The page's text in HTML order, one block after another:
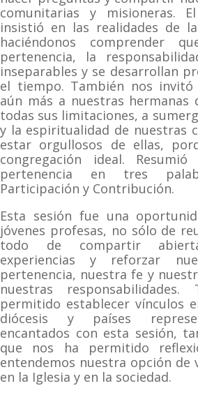
comunitarias y misioneras.
insistió en las realidades de
haciéndonos comprender
pertenencia, la
inseparables y se desarrollan
el tiempo. También nos
aún más a nuestras hermanas
todas sus limitaciones, a
y la espiritualidad de nuestras
estar orgullosos de ellas,
congregación ideal.
pertenencia en tres
Participación y Contribución.
Esta sesión fue una
jóvenes profesas, no sólo de
todo de compartir
experiencias y reforzar
pertenencia, nuestra fe y
nuestras
permitido establecer vínculos
diócesis y países
encantados con esta sesión,
que nos ha permitido
entendemos nuestra opción de
en la Iglesia y en la sociedad.